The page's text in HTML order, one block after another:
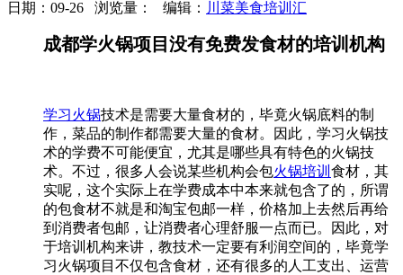
日期：09-26 浏览量： 编辑： 川菜美食培训汇
成都学火锅项目没有免费发食材的培训机构
学习火锅技术是需要大量食材的，毕竟火锅底料的制
作，菜品的制作都需要大量的食材。因此，学习火锅技
术的学费不可能便宜，尤其是哪些具有特色的火锅技
术。不过，很多人会说某些机构会包火锅培训 食材，其
实呢，这个实际上在学费成本中本来就包含了的，所谓
的包食材不就是和淘宝包邮一样，价格加上去然后再给
到消费者包邮，让消费者心理舒服一点而已。因此，对
于培训机构来讲，教技术一定要有利润空间的，毕竟学
习火锅项目不仅包含食材，还有很多的人工支出、运营